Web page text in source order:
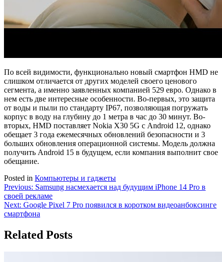
По всей видимости, функционально новый смартфон HMD не
слишком отличается от других моделей своего ценового
сегмента, а именно заявленных компанией 529 евро. Однако в
нем есть две интересные особенности. Во-первых, это защита
от воды и пыли по стандарту IP67, позволяющая погружать
корпус в воду на глубину до 1 метра в час до 30 минут. Во-
вторых, HMD поставляет Nokia X30 5G с Android 12, однако
обещает 3 года ежемесячных обновлений безопасности и 3
больших обновления операционной системы. Модель должна
получить Android 15 в будущем, если компания выполнит свое
обещание.
Posted in Компьютеры и гаджеты
Навигация
по
записям
Previous: Samsung насмехается над будущим iPhone 14 Pro в
своей рекламе
Next: Google Pixel 7 Pro появился в коротком видеоанбоксинге
смартфона
Related Posts